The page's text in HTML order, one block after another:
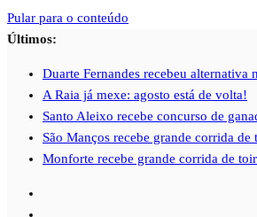
Pular para o conteúdo
Últimos:
Duarte Fernandes recebeu
A Raia já mexe: agosto está de volta!
Santo Aleixo recebe concurso de
São Manços recebe grande corrida de
Monforte recebe grande corrida de